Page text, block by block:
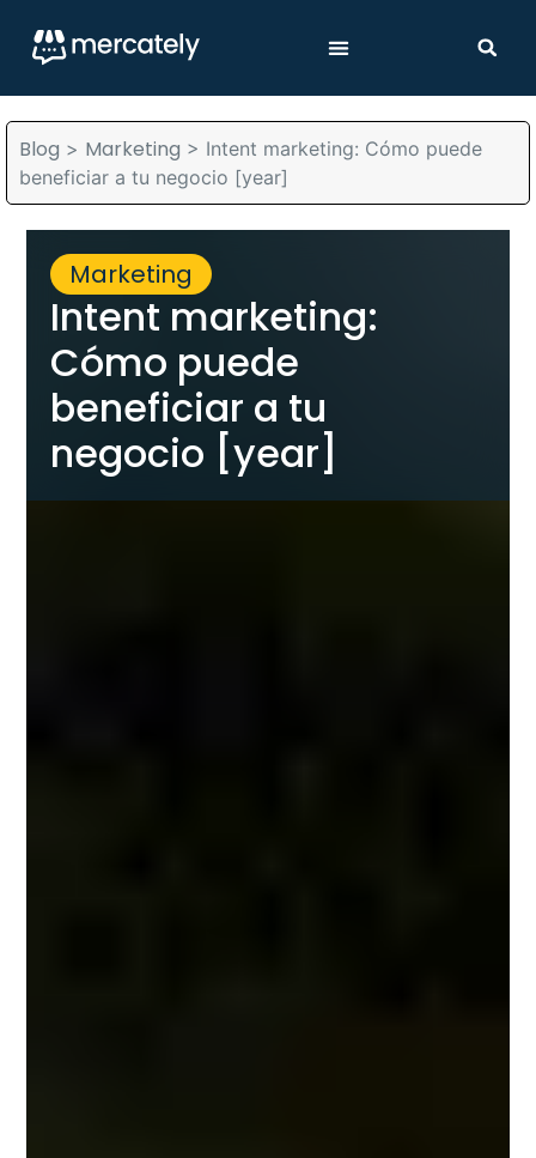
Blog > Marketing > Intent marketing: Cómo puede
beneficiar a tu negocio [year]
Marketing
Intent marketing:
Cómo puede
beneficiar a tu
negocio [year]